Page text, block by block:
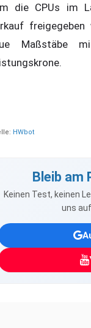
die CPUs im
Maßstäbe
HWbot
Bleib am
Keinen Test, keinen
uns